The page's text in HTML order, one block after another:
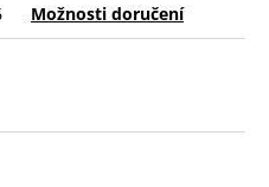
Možnosti doručení